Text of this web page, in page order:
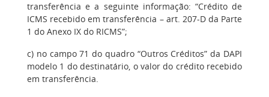
transferência e a seguinte informação: “Crédito de
ICMS recebido em transferência – art. 207-D da Parte
1 do Anexo IX do RICMS”;
c) no campo 71 do quadro “Outros Créditos” da DAPI
modelo 1 do destinatário, o valor do crédito recebido
em transferência.